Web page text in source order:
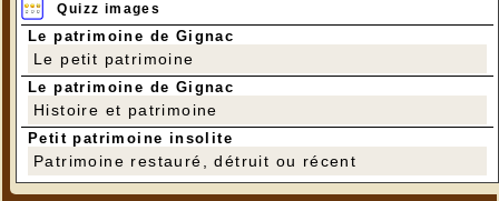
Quizz images
Le patrimoine de Gignac
Le petit patrimoine
Le patrimoine de Gignac
Histoire et patrimoine
Petit patrimoine insolite
Patrimoine restauré, détruit ou récent